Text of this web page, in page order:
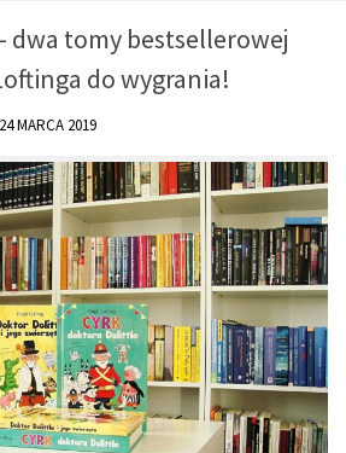
dwa tomy bestsellerowej
do wygrania!
24 MARCA 2019